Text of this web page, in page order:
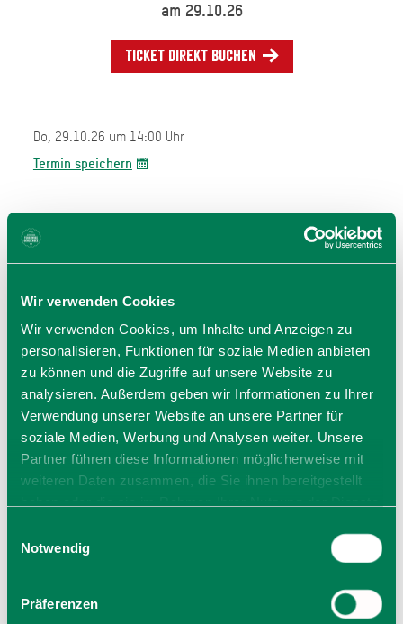
Wir verwenden Cookies
Wir verwenden Cookies, um Inhalte und Anzeigen zu
personalisieren, Funktionen für soziale Medien anbieten
zu können und die Zugriffe auf unsere Website zu
analysieren. Außerdem geben wir Informationen zu Ihrer
Verwendung unserer Website an unsere Partner für
soziale Medien, Werbung und Analysen weiter. Unsere
Partner führen diese Informationen möglicherweise mit
weiteren Daten zusammen, die Sie ihnen bereitgestellt
Cookies, wenn Sie unsere Webseite weiterhin nutzen.
Notwendig
Präferenzen
am 29.10.26
Ticket direkt buchen
Do, 29.10.26 um 14:00 Uhr
Termin speichern
Preise
Preis: 14,00 €
Regulär ((inkl. Kaffee und Kuchen) 14 €
Veranstalter
KULTUR im Oberbräu
83607 Holzkirchen
E-Mail verfassen